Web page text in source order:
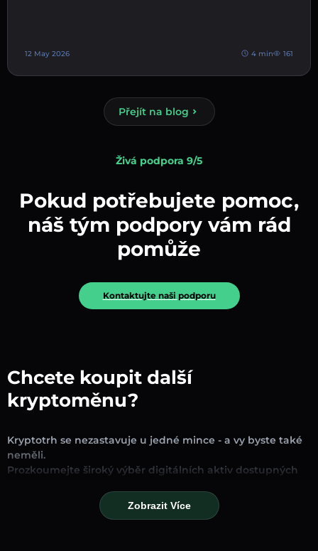
12 May 2026 4 min 161
Přejít na blog
Živá podpora 9/5
Pokud potřebujete pomoc,
náš tým podpory vám rád
pomůže
Kontaktujte naši podporu
Chcete koupit další
kryptoměnu?
Kryptotrh se nezastavuje u jedné mince - a vy byste také
neměli.
Prozkoumejte široký výběr digitálních aktiv dostupných
hledáte zavedené stablecoiny, slibné altcoiny nebo
trendové nové tokeny, najdete je všechny na jednom
Zobrazit Více